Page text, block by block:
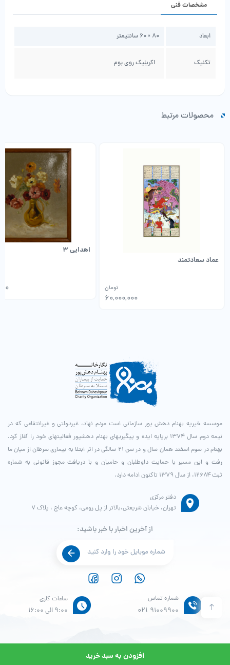
افزودن به سبد خرید
مشخصات فنی
ابعاد 80 × 60 سانتیمتر
تکنیک اکریلیک روی بوم
محصولات مرتبط
عماد سعادتمند
60,000,000
تومان
اهدایی 3
موسسه خیریه بهنام دهش پور سازمانی است مردم نهاد، غیردولتی و غیرانتفاعی که در
نیمه دوم سال ۱۳۷۴ برپایه ایده و پیگیری­های بهنام دهش­پور فعالیت­های خود را آغاز کرد.
بهنام در سوم اسفند همان سال و در سن ۲۱ سالگی در اثر ابتلا به بیماری سرطان از میان ما
رفت و این مسیر با حمایت داوطلبان و حامیان و با دریافت مجوز قانونی به شماره
ثبت ۱۲۶۸۴، از سال ۱۳۷۹ تاکنون ادامه دارد.
شماره تماس
021 91009900
ساعات کاری
9:00 الی 16:00
دفتر مرکزی
تهران، خیابان شریعتی،بالاتر از پل رومی، کوچه عاج ، پلاک ۷
از آخرین اخبار با خبر باشید:
© طراحی و پشتیبانی سایت واحد انفورماتیک موسسه خیریه بهنام دهش پور